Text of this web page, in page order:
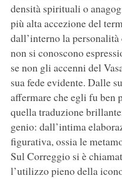
densità spirituali o
più alta accezione del
dall’interno la
non si conoscono
se non gli accenni del
sua fede evidente. Dalle
affermare che egli fu ben
quella traduzione
genio: dall’intima
figurativa, ossia le
Sul Correggio si è
l’utilizzo pieno della